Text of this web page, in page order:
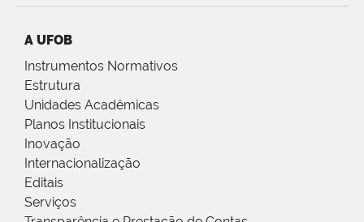
A UFOB
Instrumentos Normativos
Estrutura
Unidades Acadêmicas
Planos Institucionais
Inovação
Internacionalização
Editais
Serviços